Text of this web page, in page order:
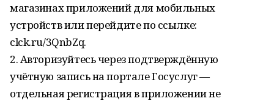
магазинах приложений для мобильных
устройств или перейдите по ссылке:
clck.ru/3QnbZq.
2. Авторизуйтесь через подтверждённую
учётную запись на портале Госуслуг —
отдельная регистрация в приложении не